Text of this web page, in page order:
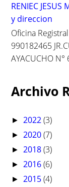
RENIEC
y direccion
Oficina
990182465
AYACUCHO
Archivo
► 2022(3)
► 2020(7)
► 2018(3)
► 2016(6)
► 2015(4)